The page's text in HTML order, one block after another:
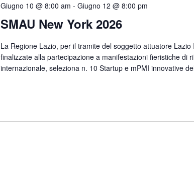
SMAU New York 2026
Giugno 10 @ 8:00 am - Giugno 12 @ 8:00 pm
La Regione Lazio, per il tramite del soggetto attuatore Lazio
finalizzate alla partecipazione a manifestazioni fieristiche di
internazionale, seleziona n. 10 Startup e mPMI innovative